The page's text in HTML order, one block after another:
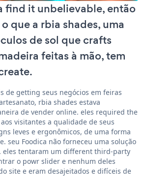
find it unbelievable, então
que a rbia shades, uma
de sol que crafts
feitas à mão, tem
de getting seus negócios em feiras
rbia shades estava
de vender online. eles required the
visitantes a qualidade de seus
leves e ergonômicos, de uma forma
seu Foodica não forneceu uma solução
eles tentaram um different third-party
o powr slider e nenhum deles
site e eram desajeitados e difíceis de